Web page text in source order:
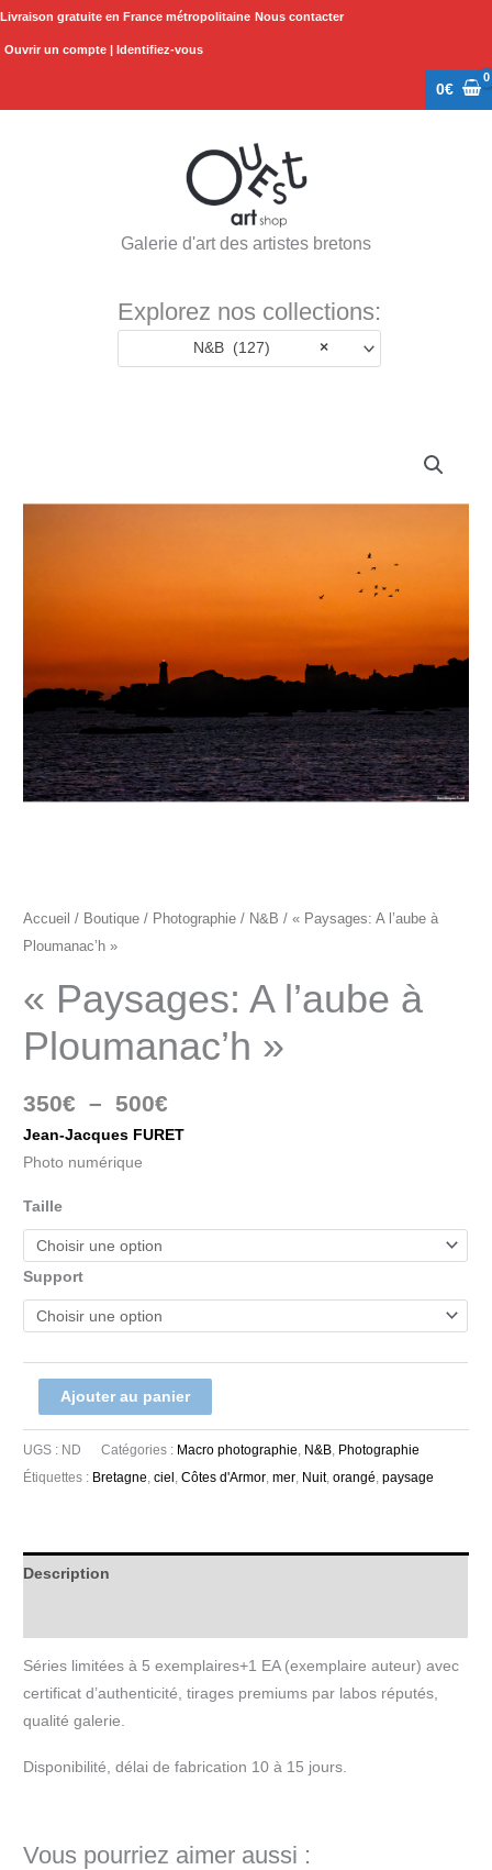
Aller
Livraison gratuite en France métropolitaine Nous contacter
Ouvrir un compte | Identifiez-vous
0€
Galerie d'art des artistes bretons
Explorez nos collections:
×
N&B (127)
Accueil / Boutique / Photographie / N&B / « Paysages: A l’aube à
Ploumanac’h »
« Paysages: A l’aube à
Ploumanac’h »
350€ – 500€
prix :
Jean-Jacques FURET
Photo numérique
Taille
Support
Ajouter au panier
UGS : ND Catégories : Macro photographie, N&B, Photographie
Étiquettes : Bretagne,ciel ,Côtes d'Armor,mer, Nuit,orangé,paysage
Description
Séries limitées à 5 exemplaires+1 EA (exemplaire auteur) avec
certificat d’authenticité, tirages premiums par labos réputés,
qualité galerie.
Disponibilité, délai de fabrication 10 à 15 jours.
Vous pourriez aimer aussi :